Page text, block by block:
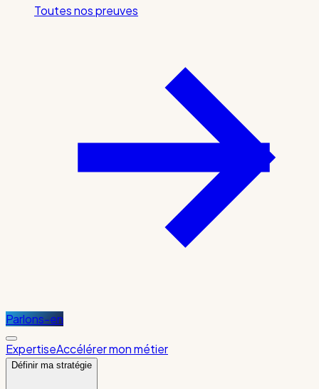
Toutes nos preuves
Parlons-en
ExpertiseAccélérer mon métier
Définir ma stratégie